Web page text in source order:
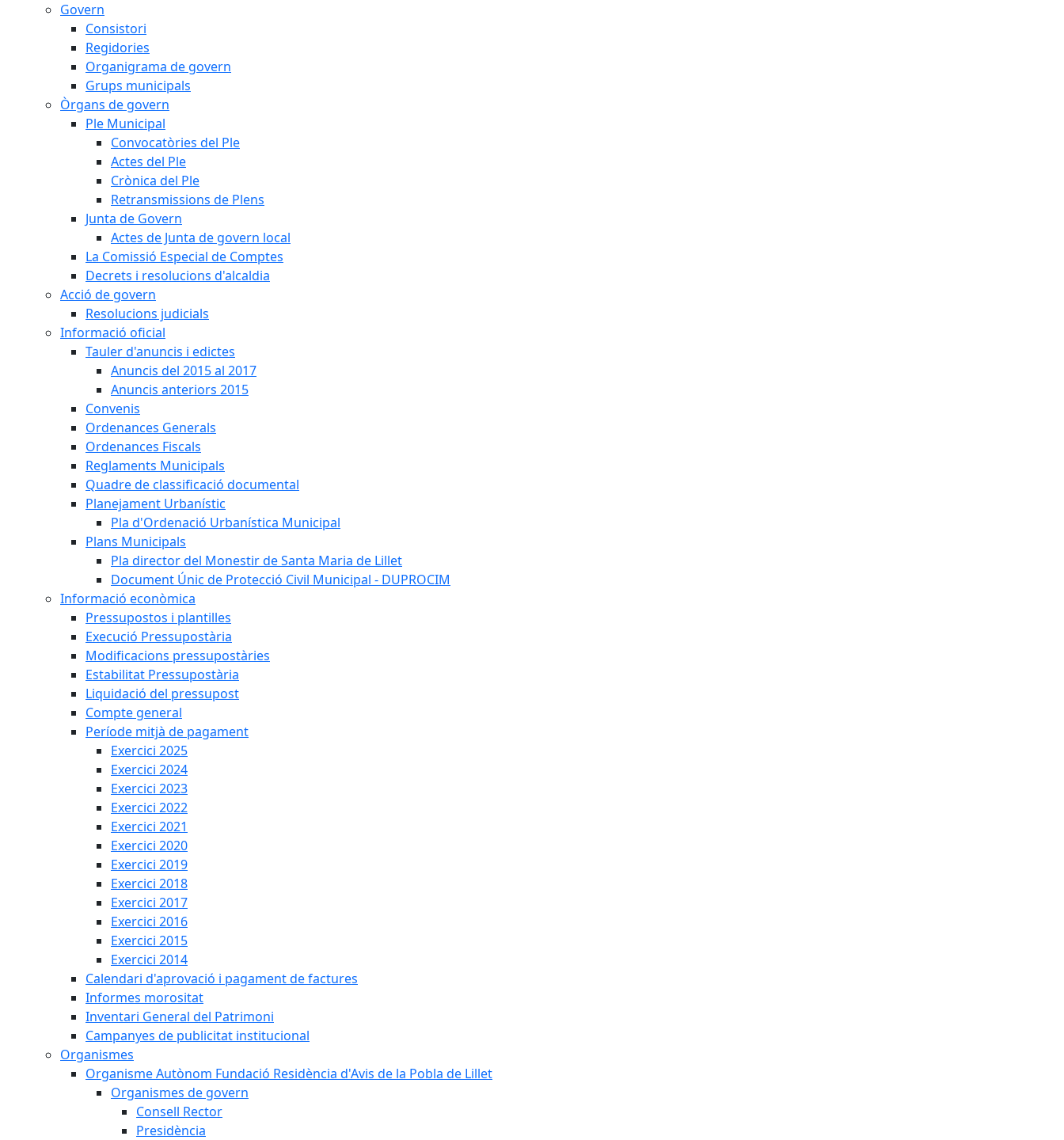
Govern
Consistori
Regidories
Organigrama de govern
Grups municipals
Òrgans de govern
Ple Municipal
Convocatòries del Ple
Actes del Ple
Crònica del Ple
Retransmissions de Plens
Junta de Govern
Actes de Junta de govern local
La Comissió Especial de Comptes
Decrets i resolucions d'alcaldia
Acció de govern
Resolucions judicials
Informació oficial
Tauler d'anuncis i edictes
Anuncis del 2015 al 2017
Anuncis anteriors 2015
Convenis
Ordenances Generals
Ordenances Fiscals
Reglaments Municipals
Quadre de classificació documental
Planejament Urbanístic
Pla d'Ordenació Urbanística Municipal
Plans Municipals
Pla director del Monestir de Santa Maria de Lillet
Document Únic de Protecció Civil Municipal - DUPROCIM
Informació econòmica
Pressupostos i plantilles
Execució Pressupostària
Modificacions pressupostàries
Estabilitat Pressupostària
Liquidació del pressupost
Compte general
Període mitjà de pagament
Exercici 2025
Exercici 2024
Exercici 2023
Exercici 2022
Exercici 2021
Exercici 2020
Exercici 2019
Exercici 2018
Exercici 2017
Exercici 2016
Exercici 2015
Exercici 2014
Calendari d'aprovació i pagament de factures
Informes morositat
Inventari General del Patrimoni
Campanyes de publicitat institucional
Organismes
Organisme Autònom Fundació Residència d'Avis de la Pobla de Lillet
Organismes de govern
Consell Rector
Presidència